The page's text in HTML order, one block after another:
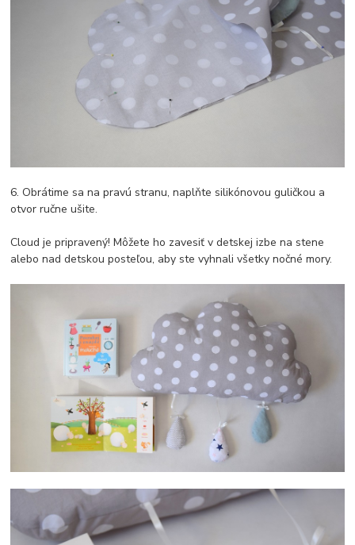
6. Obrátime sa na pravú stranu, naplňte silikónovou guličkou a
otvor ručne ušite.
Cloud je pripravený! Môžete ho zavesiť v detskej izbe na stene
alebo nad detskou posteľou, aby ste vyhnali všetky nočné mory.